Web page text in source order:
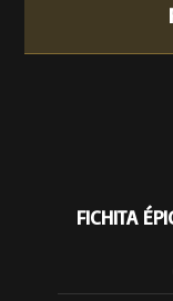
FICHITA